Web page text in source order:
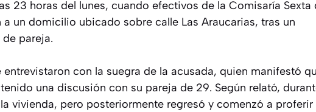
23 horas del lunes, cuando efectivos de la Comisaría Sexta
un domicilio ubicado sobre calle Las Araucarias, tras un
pareja.
con la suegra de la acusada, quien manifestó
una discusión con su pareja de 29. Según relató,
vivienda, pero posteriormente regresó y comenzó a proferir